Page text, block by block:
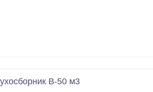
В-50 м3